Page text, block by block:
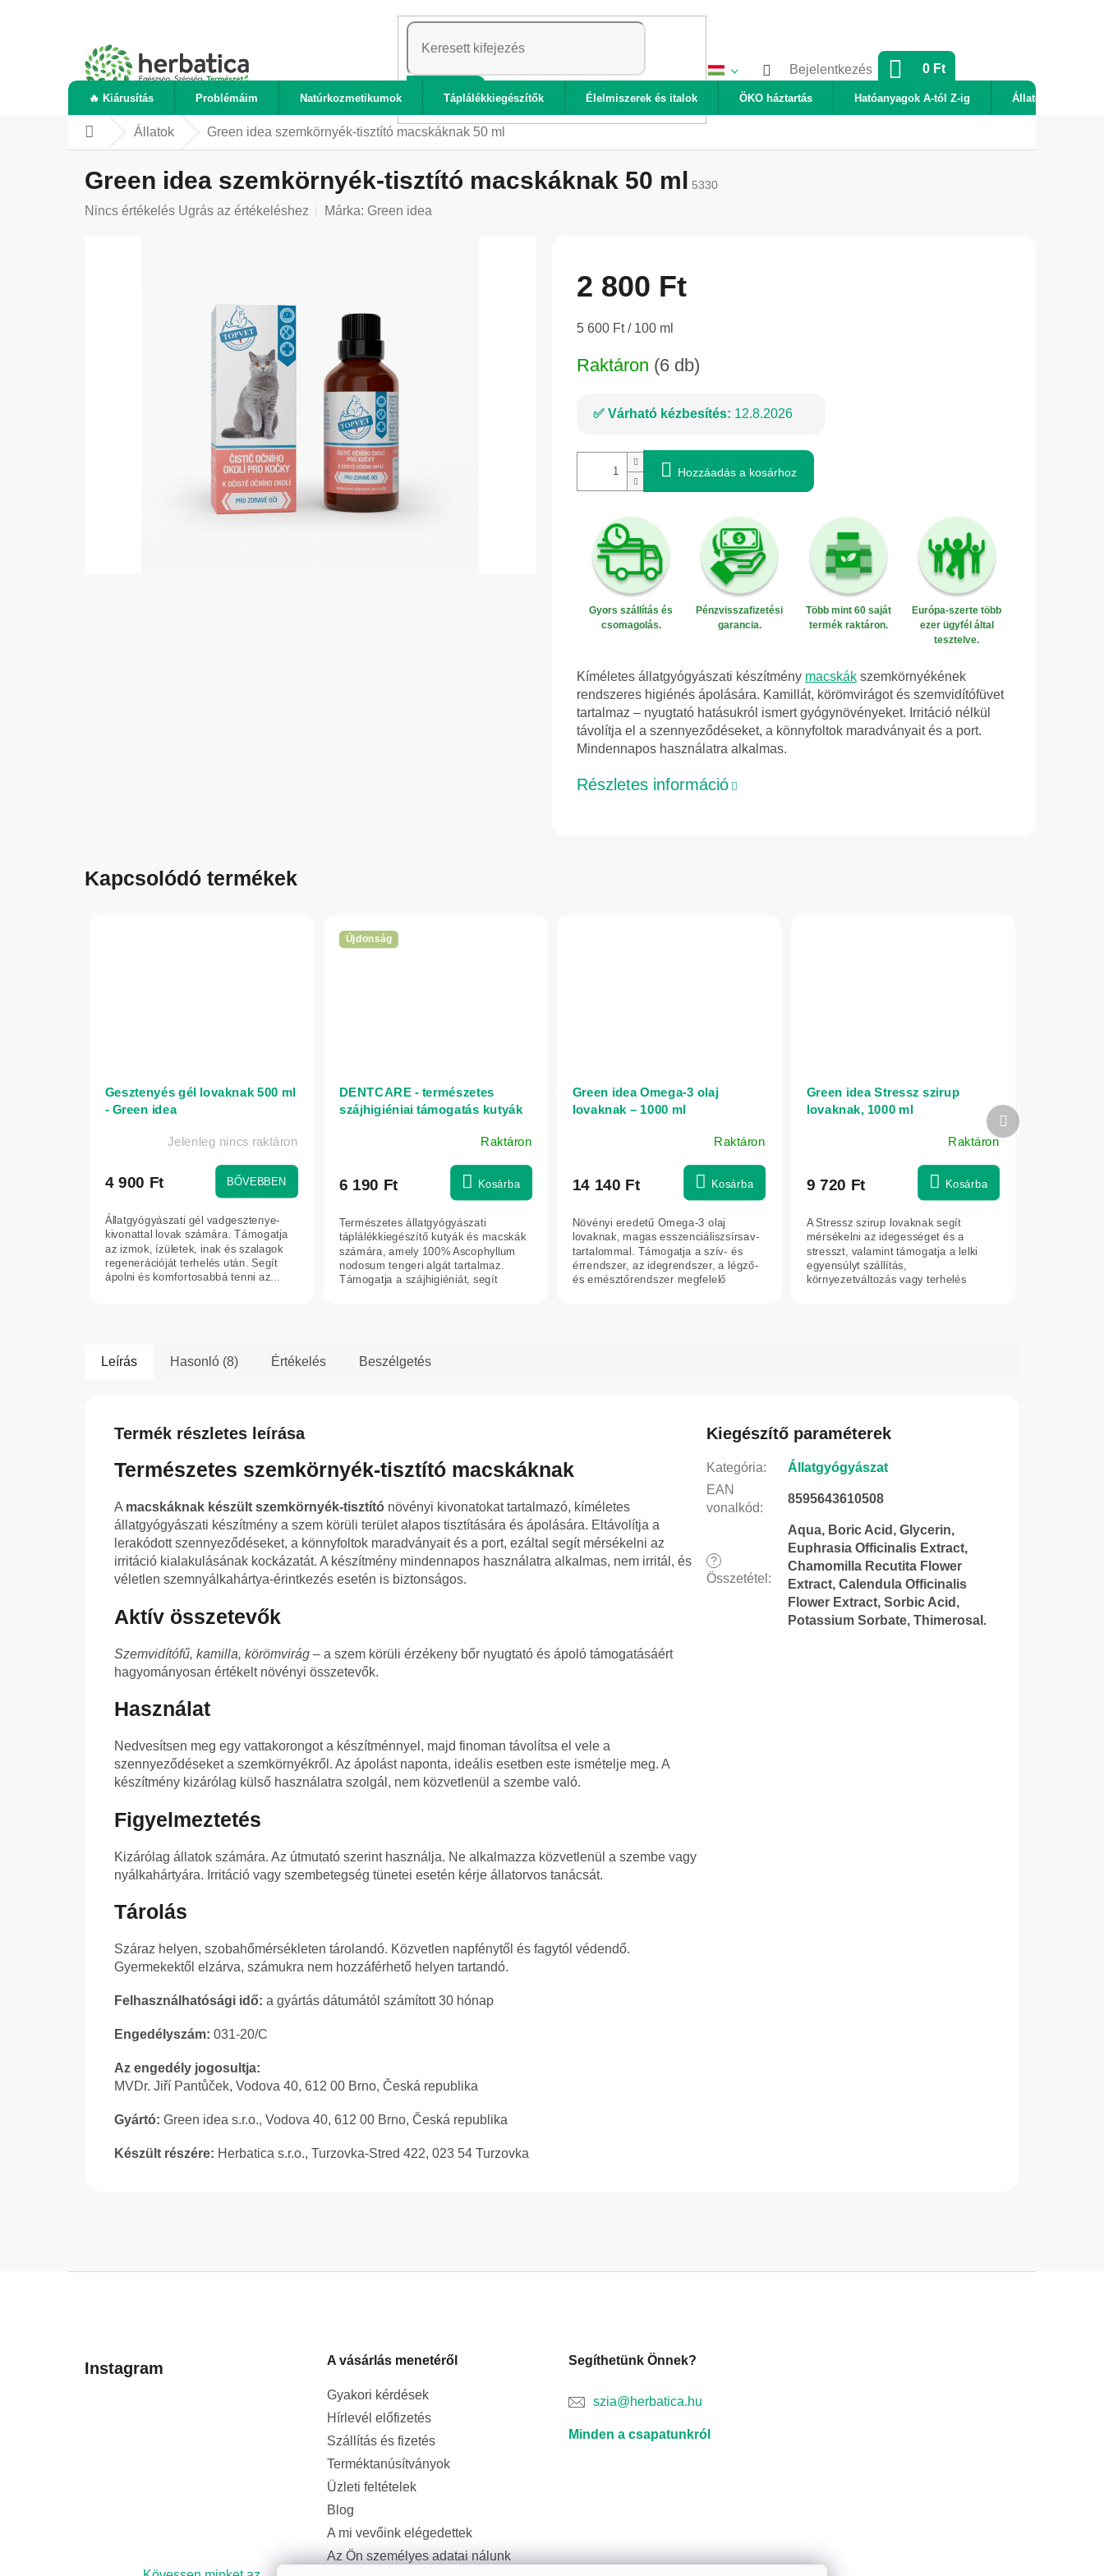
KERESÉS
Bejelentkezés KOSÁR
0 Ft
🔥 Kiárusítás Problémáim Natúrkozmetikumok Táplálékkiegészítők Élelmiszerek és italok ÖKO háztartás Hatóanyagok A-tól Z-ig Állatok
Kezdőlap
Állatok Green idea szemkörnyék-tisztító macskáknak 50 ml
Green idea szemkörnyék-tisztító macskáknak 50 ml 5330
A
Nincs értékelés Ugrás az értékeléshez Márka: Green idea
2 800 Ft
Egységár:
5 600 Ft / 100 ml
Raktáron (6 db)
Várható kézbesítés: 12.8.2026
Hozzáadás a kosárhoz
Gyors szállítás és
csomagolás.
Pénzvisszafizetési
garancia.
Több mint 60 saját
termék raktáron.
Európa-szerte több
ezer ügyfél által
tesztelve.
Kíméletes állatgyógyászati készítmény macskák szemkörnyékének
rendszeres higiénés ápolására. Kamillát, körömvirágot és szemvidítófüvet
tartalmaz – nyugtató hatásukról ismert gyógynövényeket. Irritáció nélkül
távolítja el a szennyeződéseket, a könnyfoltok maradványait és a port.
Mindennapos használatra alkalmas.
Részletes információ
Kapcsolódó termékek
Gesztenyés gél lovaknak 500 ml
- Green idea
Jelenleg nincs raktáron
4 900 Ft BŐVEBBEN
Állatgyógyászati gél vadgesztenye-
kivonattal lovak számára. Támogatja
az izmok, ízületek, inak és szalagok
regenerációját terhelés után. Segít
ápolni és komfortosabbá tenni az...
Újdonság
DENTCARE - természetes
szájhigiéniai támogatás kutyák
Raktáron
6 190 Ft Kosárba
Természetes állatgyógyászati
táplálékkiegészítő kutyák és macskák
számára, amely 100% Ascophyllum
nodosum tengeri algát tartalmaz.
Támogatja a szájhigiéniát, segít
Green idea Omega-3 olaj
lovaknak – 1000 ml
Raktáron
14 140 Ft Kosárba
Növényi eredetű Omega-3 olaj
lovaknak, magas esszenciáliszsírsav-
tartalommal. Támogatja a szív- és
érrendszer, az idegrendszer, a légző-
és emésztőrendszer megfelelő
Green idea Stressz szirup
lovaknak, 1000 ml
Raktáron
9 720 Ft Kosárba
A Stressz szirup lovaknak segít
mérsékelni az idegességet és a
stresszt, valamint támogatja a lelki
egyensúlyt szállítás,
környezetváltozás vagy terhelés
Következő
termék
Leírás Hasonló (8) Értékelés Beszélgetés
Termék részletes leírása
Természetes szemkörnyék-tisztító macskáknak
A macskáknak készült szemkörnyék-tisztító növényi kivonatokat tartalmazó, kíméletes
állatgyógyászati készítmény a szem körüli terület alapos tisztítására és ápolására. Eltávolítja a
lerakódott szennyeződéseket, a könnyfoltok maradványait és a port, ezáltal segít mérsékelni az
irritáció kialakulásának kockázatát. A készítmény mindennapos használatra alkalmas, nem irritál, és
véletlen szemnyálkahártya-érintkezés esetén is biztonságos.
Aktív összetevők
Szemvidítófű, kamilla, körömvirág – a szem körüli érzékeny bőr nyugtató és ápoló támogatásáért
hagyományosan értékelt növényi összetevők.
Használat
Nedvesítsen meg egy vattakorongot a készítménnyel, majd finoman távolítsa el vele a
szennyeződéseket a szemkörnyékről. Az ápolást naponta, ideális esetben este ismételje meg. A
készítmény kizárólag külső használatra szolgál, nem közvetlenül a szembe való.
Figyelmeztetés
Kizárólag állatok számára. Az útmutató szerint használja. Ne alkalmazza közvetlenül a szembe vagy
nyálkahártyára. Irritáció vagy szembetegség tünetei esetén kérje állatorvos tanácsát.
Tárolás
Száraz helyen, szobahőmérsékleten tárolandó. Közvetlen napfénytől és fagytól védendő.
Gyermekektől elzárva, számukra nem hozzáférhető helyen tartandó.
Felhasználhatósági idő: a gyártás dátumától számított 30 hónap
Engedélyszám: 031-20/C
Az engedély jogosultja:
MVDr. Jiří Pantůček, Vodova 40, 612 00 Brno, Česká republika
Gyártó: Green idea s.r.o., Vodova 40, 612 00 Brno, Česká republika
Készült részére: Herbatica s.r.o., Turzovka-Stred 422, 023 54 Turzovka
Kiegészítő paraméterek
Kategória:
Állatgyógyászat
EAN
vonalkód:
8595643610508
?
Összetétel :
Aqua, Boric Acid, Glycerin,
Euphrasia Officinalis Extract,
Chamomilla Recutita Flower
Extract, Calendula Officinalis
Flower Extract, Sorbic Acid,
Potassium Sorbate, Thimerosal.
Instagram A vásárlás menetéről
Gyakori kérdések
Hírlevél előfizetés
Szállítás és fizetés
Terméktanúsítványok
Üzleti feltételek
Blog
A mi vevőink elégedettek
Az Ön személyes adatai nálunk
Segíthetünk Önnek?
szia@herbatica.hu
Minden a csapatunkról